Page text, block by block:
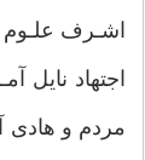
اشـرف
اجتهاد نايل
مردم و هادى